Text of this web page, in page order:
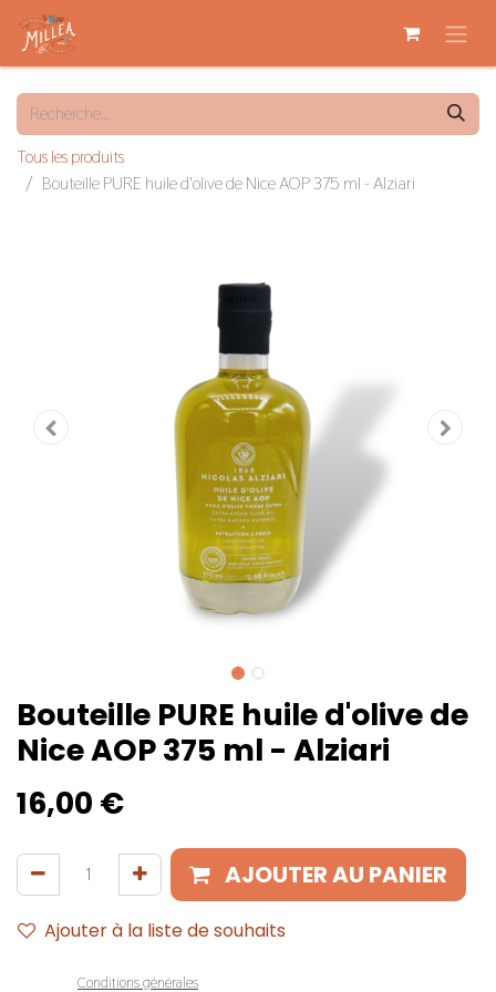
Tous les produits
Bouteille PURE huile d'olive de Nice AOP 375 ml - Alziari
Bouteille PURE huile d'olive de
Nice AOP 375 ml - Alziari
16,00 €
AJOUTER AU PANIER
Ajouter à la liste de souhaits
Conditions générales